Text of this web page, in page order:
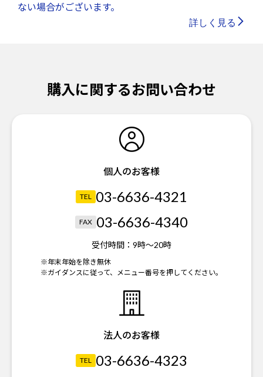
ない場合がございます。
詳しく見る
購入に関するお問い合わせ
個人のお客様
TEL 03-6636-4321
FAX 03-6636-4340
受付時間： 9時～20時
※年末年始を除き無休
※ガイダンスに従って、メニュー番号を押してください。
法人のお客様
TEL 03-6636-4323